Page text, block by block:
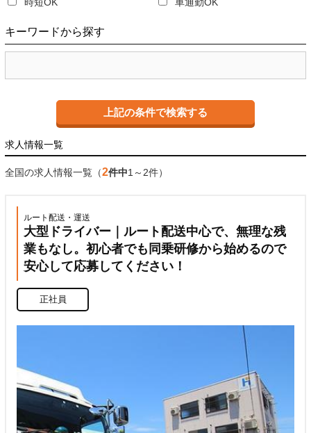
キーワードから探す
求人情報一覧
全国の求人情報一覧（2件中1～2件）
ルート配送・運送
大型ドライバー｜ルート配送中心で、無理な残
業もなし。初心者でも同乗研修から始めるので
安心して応募してください！
正社員